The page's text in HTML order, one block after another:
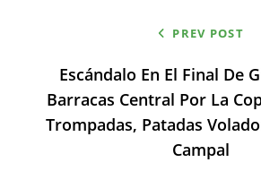
entradas
PREV POST
Escándalo En El Final De
Barracas Central Por La
Trompadas, Patadas
Campal